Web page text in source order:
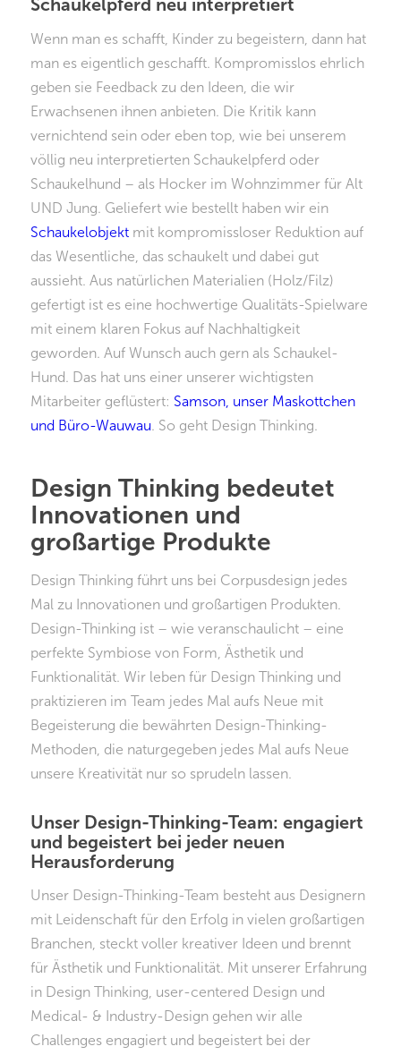
Schaukelpferd neu interpretiert
Wenn man es schafft, Kinder zu begeistern, dann hat
man es eigentlich geschafft. Kompromisslos ehrlich
geben sie Feedback zu den Ideen, die wir
Erwachsenen ihnen anbieten. Die Kritik kann
vernichtend sein oder eben top, wie bei unserem
völlig neu interpretierten Schaukelpferd oder
Schaukelhund – als Hocker im Wohnzimmer für Alt
UND Jung. Geliefert wie bestellt haben wir ein
Schaukelobjektmit kompromissloser Reduktion auf
das Wesentliche, das schaukelt und dabei gut
aussieht. Aus natürlichen Materialien (Holz/Filz)
gefertigt ist es eine hochwertige Qualitäts-Spielware
mit einem klaren Fokus auf Nachhaltigkeit
geworden. Auf Wunsch auch gern als Schaukel-
Hund. Das hat uns einer unserer wichtigsten
Mitarbeiter geflüstert: Samson, unser Maskottchen
und Büro-Wauwau . So geht Design Thinking.
Design Thinking bedeutet
Innovationen und
großartige Produkte
Design Thinking führt uns bei Corpusdesign jedes
Mal zu Innovationen und großartigen Produkten.
Design-Thinking ist – wie veranschaulicht – eine
perfekte Symbiose von Form, Ästhetik und
Funktionalität. Wir leben für Design Thinking und
praktizieren im Team jedes Mal aufs Neue mit
Begeisterung die bewährten Design-Thinking-
Methoden, die naturgegeben jedes Mal aufs Neue
unsere Kreativität nur so sprudeln lassen.
Unser Design-Thinking-Team: engagiert
und begeistert bei jeder neuen
Herausforderung
Unser Design-Thinking-Team besteht aus Designern
mit Leidenschaft für den Erfolg in vielen großartigen
Branchen, steckt voller kreativer Ideen und brennt
für Ästhetik und Funktionalität. Mit unserer Erfahrung
in Design Thinking, user-centered Design und
Medical- & Industry-Design gehen wir alle
Challenges engagiert und begeistert bei der